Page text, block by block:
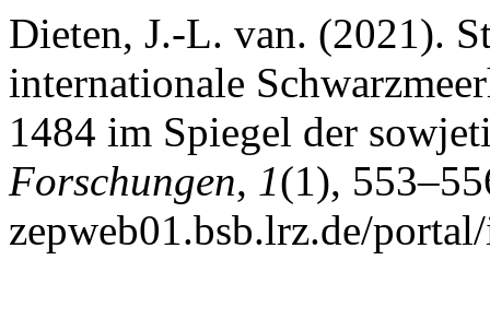
Dieten, J.-L. van. (2021).
internationale
1484 im Spiegel der
Forschungen, 1(1),
zepweb01.bsb.lrz.de/